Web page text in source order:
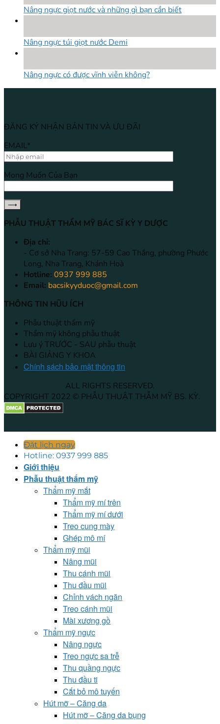
Nâng ngực giọt nước và những gì bạn cần biết
Nâng ngực túi giọt nước Demi
Nâng ngực có được vĩnh viễn không?
ĐĂNG KÝ NHẬN BẢN TIN VÀ ƯU ĐÃI
EMAIL*
Mong Muốn Của Bạn
PHẪU THUẬT THẨM MỸ BÁC SĨ KỲ Y DƯỢC
Địa chỉ:
- Cơ sở Nha Trang: 57-59 Cao Thắng, phường Phước
Long, Nha Trang, Khánh Hoà
Hotline: 0937 999 885
Email: bacsikyyduoc@gmail.com
THÔNG TIN HŨU ÍCH
Phẫu thuật thẩm mỹ
Thẩm mỹ không phẫu thuật
Lưu ý TRƯỚC - SAU phẫu thuật
BÀI GIẢNG Y KHOA
Chính sách bảo mật thông tin
ALL RIGHTS RESERVED.
COPYRIGHT 2022 © PHẪU THUẬT THẪM MỸ BS. KỲ.
Đặt lịch ngay
Hotline: 0937 999 885
Giới thiệu
Phẫu thuật thẩm mỹ
Thẩm mỹ mắt
Thẩm mỹ mí trên
Thẩm mỹ mí dưới
Treo cung mày
Ghép mô mí
Thẩm mỹ mũi
Nâng mũi
Thu cánh mũi
Thu đầu mũi
Chỉnh vách ngăn
Treo cánh mũi
Mài xương gồ
Thẩm mỹ ngực
Nâng ngực
Treo ngực sa trễ
Thu quầng ngực
Thu đầu ti
Cắt bỏ mô tuyến
Hút mỡ – Căng da
Hút mỡ – Căng da bụng